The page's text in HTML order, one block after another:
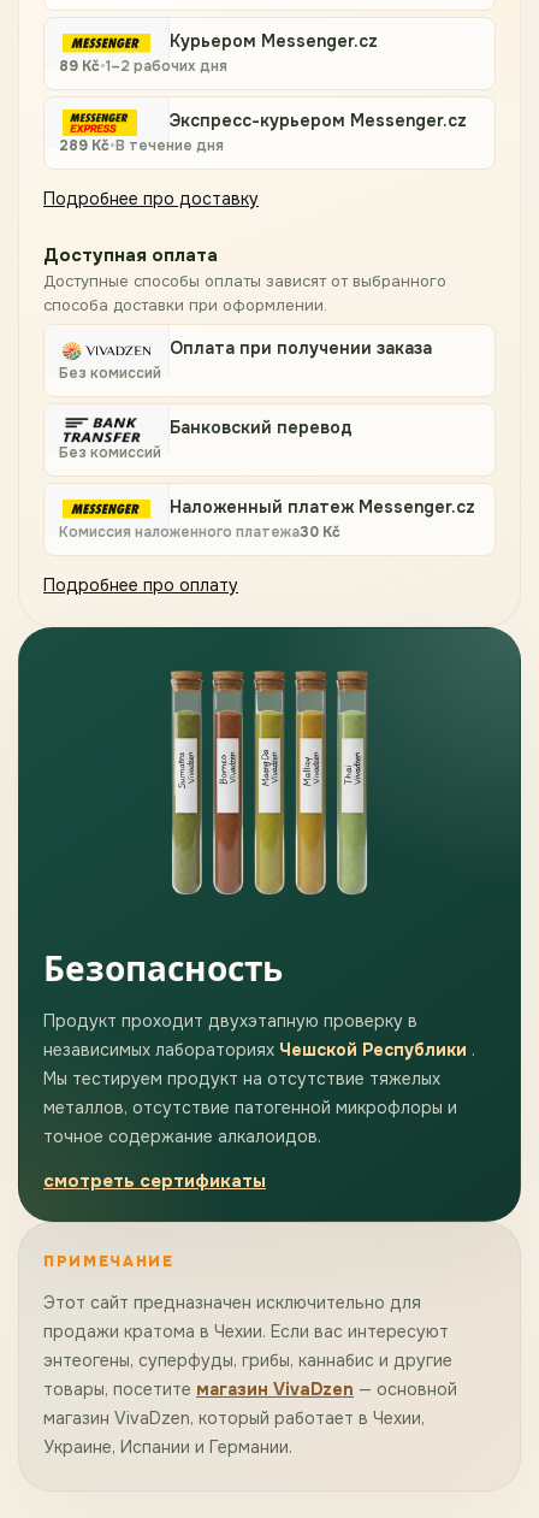
Курьером Messenger.cz
89 Kč•1–2 рабочих дня
Экспресс-курьером Messenger.cz
289 Kč•В течение дня
Подробнее про доставку
Доступная оплата
Доступные способы оплаты зависят от выбранного
способа доставки при оформлении.
Оплата при получении заказа
Без комиссий
Банковский перевод
Без комиссий
Наложенный платеж Messenger.cz
Комиссия наложенного платежа30 Kč
Подробнее про оплату
Безопасность
Продукт проходит двухэтапную проверку в
независимых лабораториях Чешской Республики .
Мы тестируем продукт на отсутствие тяжелых
металлов, отсутствие патогенной микрофлоры и
точное содержание алкалоидов.
смотреть сертификаты
ПРИМЕЧАНИЕ
Этот сайт предназначен исключительно для
продажи кратома в Чехии. Если вас интересуют
энтеогены, суперфуды, грибы, каннабис и другие
товары, посетите магазин VivaDzen — основной
магазин VivaDzen, который работает в Чехии,
Украине, Испании и Германии.